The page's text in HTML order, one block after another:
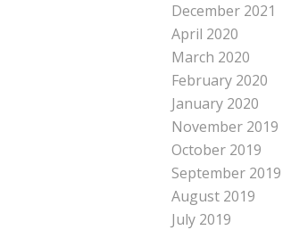
December 2021
April 2020
March 2020
February 2020
January 2020
November 2019
October 2019
September 2019
August 2019
July 2019